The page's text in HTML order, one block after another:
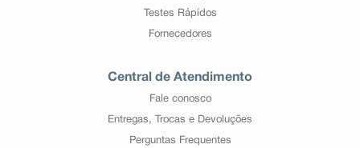
Testes Rápidos
Fornecedores
Central de Atendimento
Fale conosco
Entregas, Trocas e Devoluções
Perguntas Frequentes